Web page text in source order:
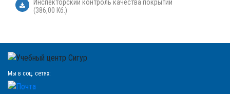
Инспекторский контроль качества покрытий
(386,00 Кб.)
Мы в соц. сетях: